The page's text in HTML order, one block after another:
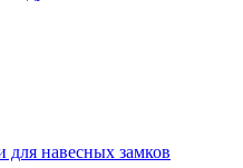
навесных замков